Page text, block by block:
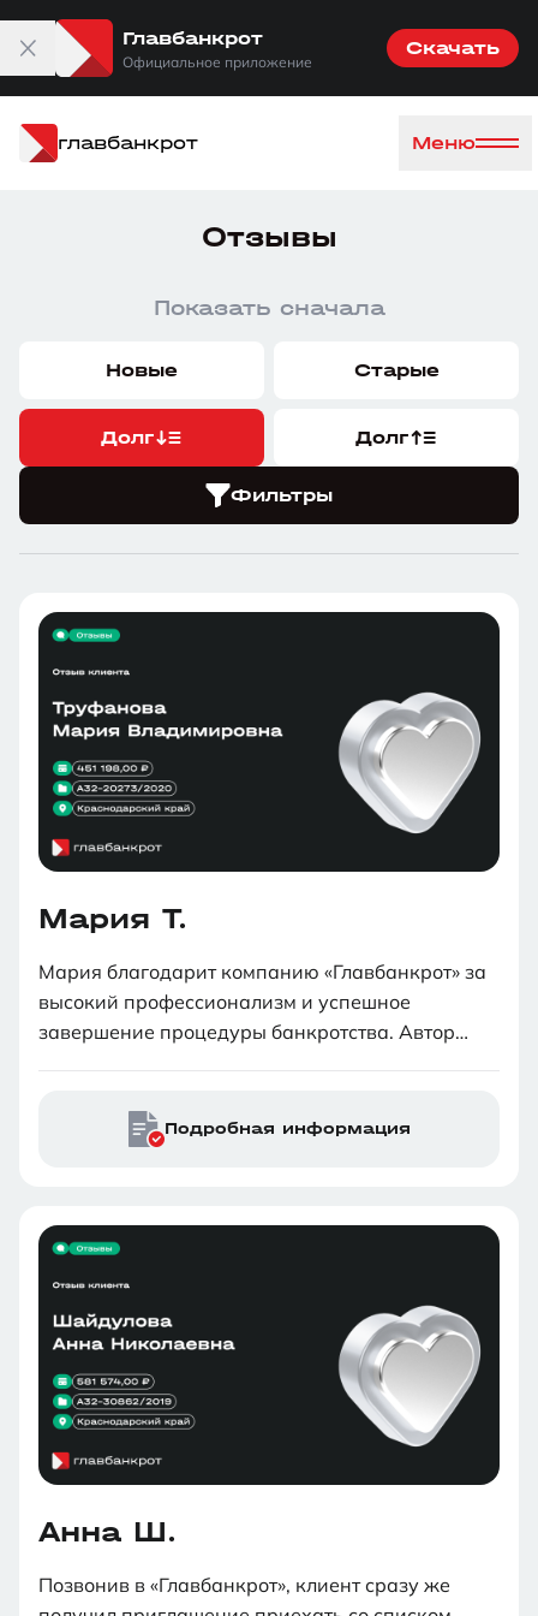
Главбанкрот
Официальное приложение
Скачать
главбанкрот Меню
Отзывы
Показать сначала
Новые Старые
Долг Долг
Фильтры
Мария Т.
Мария благодарит компанию «Главбанкрот» за
высокий профессионализм и успешное
завершение процедуры банкротства. Автор
Подробная информация
Анна Ш.
Позвонив в «Главбанкрот», клиент сразу же